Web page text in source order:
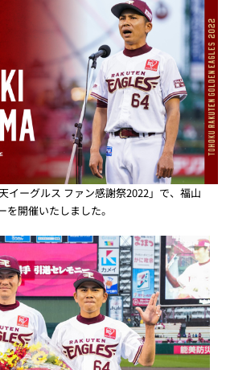
イーグルス ファン感謝祭2022」で、福山
開催いたしました。